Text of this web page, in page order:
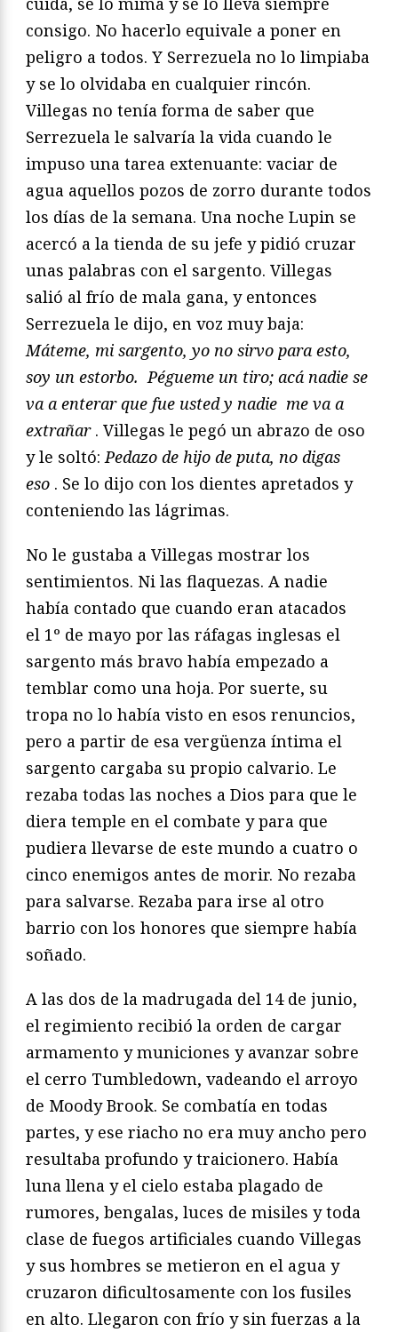
consigo. No hacerlo equivale a poner en
peligro a todos. Y Serrezuela no lo limpiaba
y se lo olvidaba en cualquier rincón.
Villegas no tenía forma de saber que
Serrezuela le salvaría la vida cuando le
impuso una tarea extenuante: vaciar de
agua aquellos pozos de zorro durante todos
los días de la semana. Una noche Lupin se
acercó a la tienda de su jefe y pidió cruzar
unas palabras con el sargento. Villegas
salió al frío de mala gana, y entonces
Serrezuela le dijo, en voz muybaja:
Máteme, mi sargento, yo no sirvo para esto,
soy un estorbo. Pégueme un tiro; acá nadie se
va a enterar que fue usted y nadie me va a
extrañar . Villegas le pegó un abrazo de oso
y le soltó: Pedazo de hijo de puta, no digas
eso . Se lo dijo con los dientes apretados y
conteniendo las lágrimas.
No le gustaba a Villegas mostrar los
sentimientos. Ni las flaquezas. A nadie
había contado que cuando eran atacados
el 1º de mayo por las ráfagas inglesas el
sargento más bravo había empezado a
temblar como una hoja. Por suerte, su
tropa no lo había visto en esos renuncios,
pero a partir de esa vergüenza íntima el
sargento cargaba su propio calvario. Le
rezaba todas las noches a Dios para que le
diera temple en el combate y para que
pudiera llevarse de este mundo a cuatro o
cinco enemigos antes de morir. No rezaba
para salvarse. Rezaba para irse al otro
barrio con los honores que siempre había
soñado.
A las dos de la madrugada del 14 de junio,
el regimiento recibió la orden de cargar
armamento y municiones y avanzar sobre
el cerro Tumbledown, vadeando el arroyo
de MoodyBrook. Se combatía en todas
partes, y ese riacho no era muy ancho pero
resultaba profundo y traicionero. Había
luna llena y el cielo estaba plagado de
rumores, bengalas, luces de misiles y toda
clase de fuegos artificiales cuando Villegas
y sus hombres se metieron en el agua y
cruzaron dificultosamente con los fusiles
en alto. Llegaron con frío y sin fuerzas a la